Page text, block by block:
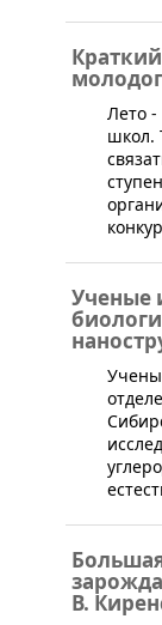
Лето -
школ.
Ученые
В.